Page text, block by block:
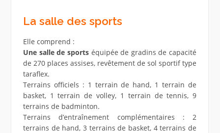
La salle des sports
Elle comprend :
Une salle de sportséquipée de gradins de capacité
de 270 places assises, revêtement de sol sportif type
taraflex.
Terrains officiels : 1 terrain de hand, 1 terrain de
basket, 1 terrain de volley, 1 terrain de tennis, 9
terrains de badminton.
Terrains d’entraînement complémentaires : 2
terrains de hand, 3 terrains de basket, 4 terrains de